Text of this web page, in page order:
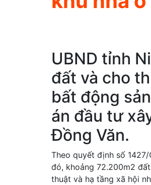
UBND tỉnh
đất và cho
bất động
án đầu tư
Đồng Văn.
Theo quyết định số
đó, khoảng 72.200m2
thuật và hạ tầng xã hội